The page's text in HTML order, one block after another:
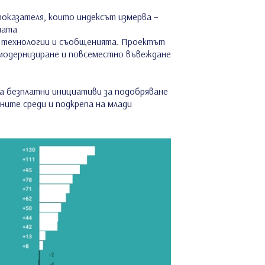
които индексът измерва –
и съобщенията. Проектът
и повсеместно въвеждане
инициативи за подобряване
среди и подкрепа на млади